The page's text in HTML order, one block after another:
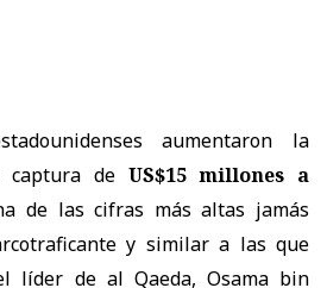
aumentaron la
captura de US$15 millones a
de las cifras más altas jamás
y similar a las que
líder de al Qaeda, Osama bin